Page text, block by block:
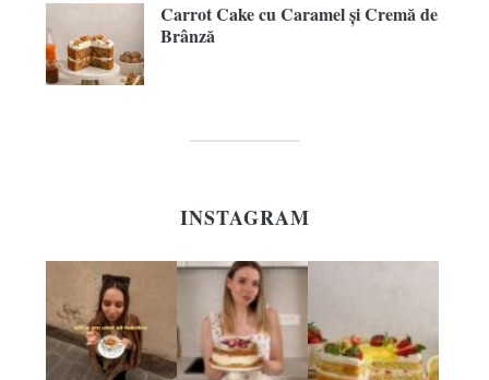
Carrot Cake cu Caramel și Cremă de
Brânză
INSTAGRAM